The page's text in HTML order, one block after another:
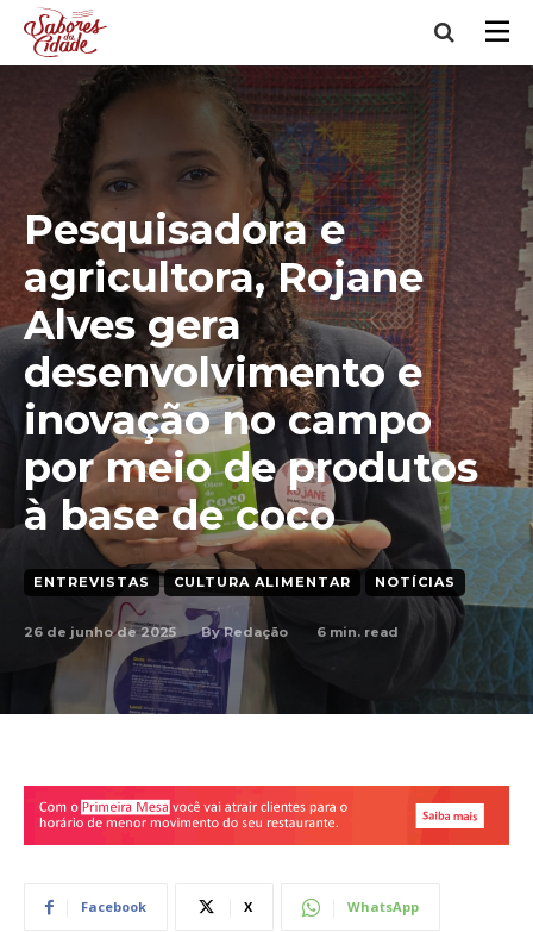
Pesquisadora e
agricultora, Rojane
Alves gera
desenvolvimento e
inovação no campo
por meio de produtos
à base de coco
ENTREVISTAS CULTURA ALIMENTAR NOTÍCIAS
26 de junho de 2025 By Redação 6 min. read
Facebook X WhatsApp